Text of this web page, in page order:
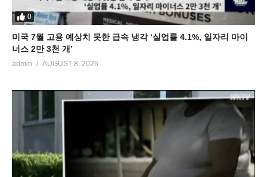
0
미국 7월 고용 예상치 못한 급속 냉각 ‘실업률 4.1%, 일자리 마이
너스 2만 3천 개’
admin AUGUST 8, 2026